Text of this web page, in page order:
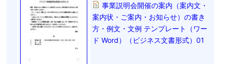
事業説明会開催の案内（案内文・
案内状・ご案内・お知らせ）の書き
方・例文・文例 テンプレート（ワー
ド Word）（ビジネス文書形式）01